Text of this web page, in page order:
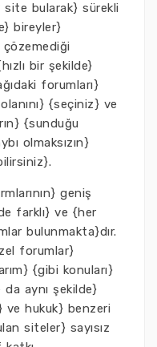
site bularak} sürekli
bireyler}
çözemediği
bir şekilde}
forumları}
{seçiniz} ve
{sunduğu
olmaksızın}
geniş
farklı} ve {her
bulunmakta}dır.
forumlar}
{gibi konuları}
aynı şekilde}
ve hukuk} benzeri
siteler} sayısız